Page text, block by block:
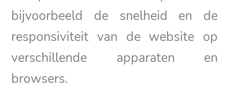
bijvoorbeeld de snelheid en de
responsiviteit van de website op
verschillende apparaten en
browsers.